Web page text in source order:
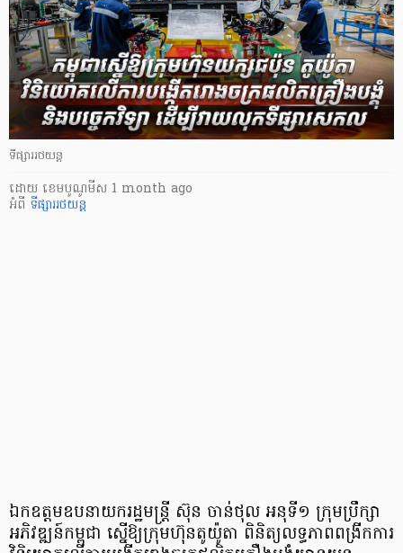
ទីផ្សាររថយន្ត
ដោយ ​ ខេមបូណូមីស 1 month ago
អំពី ទីផ្សាររថយន្ត
ឯកឧត្តមឧបនាយករដ្ឋមន្ត្រី ស៊ុន ចាន់ថុល អនុទី១ ក្រុមប្រឹក្សា
អភិវឌ្ឍន៍កម្ពុជា ស្នើឱ្យក្រុមហ៊ុនតូយ៉ូតា ពិនិត្យលទ្ធភាពពង្រីកការ